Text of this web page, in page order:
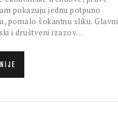
pokazuju jednu potpuno
pomalo šokantnu sliku. Glavni
i društveni izazov…